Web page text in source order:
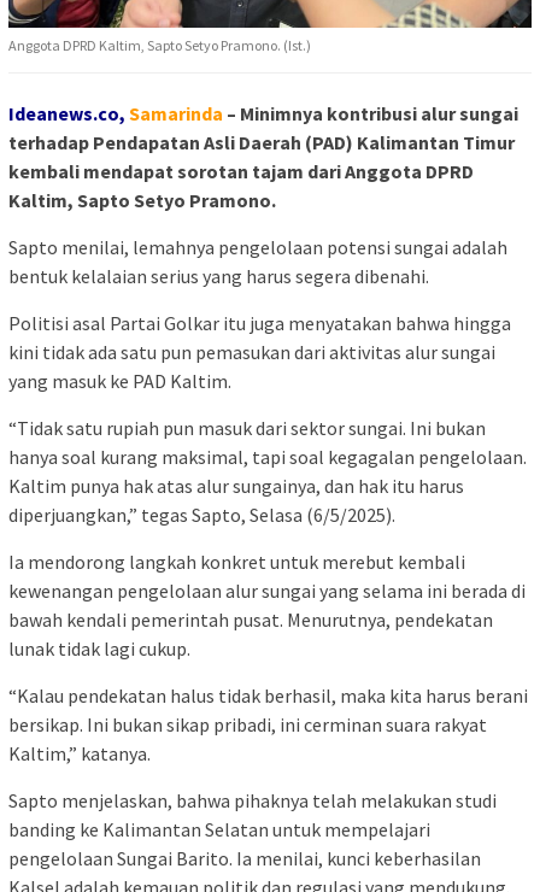
Anggota DPRD Kaltim, Sapto Setyo Pramono. (Ist.)
Ideanews.co, Samarinda – Minimnya kontribusi alur sungai
terhadap Pendapatan Asli Daerah (PAD) Kalimantan Timur
kembali mendapat sorotan tajam dari Anggota DPRD
Kaltim, Sapto Setyo Pramono.
Sapto menilai, lemahnya pengelolaan potensi sungai adalah
bentuk kelalaian serius yang harus segera dibenahi.
Politisi asal Partai Golkar itu juga menyatakan bahwa hingga
kini tidak ada satu pun pemasukan dari aktivitas alur sungai
yang masuk ke PAD Kaltim.
“Tidak satu rupiah pun masuk dari sektor sungai. Ini bukan
hanya soal kurang maksimal, tapi soal kegagalan pengelolaan.
Kaltim punya hak atas alur sungainya, dan hak itu harus
diperjuangkan,” tegas Sapto, Selasa (6/5/2025).
Ia mendorong langkah konkret untuk merebut kembali
kewenangan pengelolaan alur sungai yang selama ini berada di
bawah kendali pemerintah pusat. Menurutnya, pendekatan
lunak tidak lagi cukup.
“Kalau pendekatan halus tidak berhasil, maka kita harus berani
bersikap. Ini bukan sikap pribadi, ini cerminan suara rakyat
Kaltim,” katanya.
Sapto menjelaskan, bahwa pihaknya telah melakukan studi
banding ke Kalimantan Selatan untuk mempelajari
pengelolaan Sungai Barito. Ia menilai, kunci keberhasilan